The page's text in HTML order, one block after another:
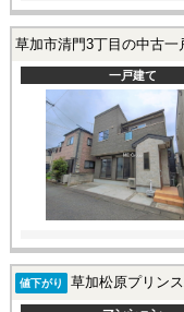
草加市清門3丁目の中古一
一戸建て
値下がり 草加松原プリン